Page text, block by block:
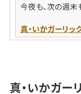
今夜も、次の週末
真・いかガーリッ
真・いかガー